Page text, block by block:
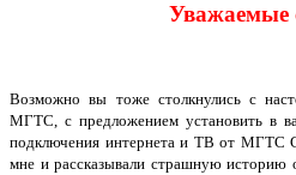
Уважаемые
Возможно вы тоже столкнулись с
МГТС, с предложением установить в
подключения интернета и ТВ от МГТС
мне и рассказывали страшную